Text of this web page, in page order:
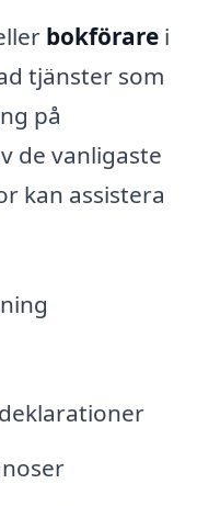
bokförare i
tjänster som
på
de vanligaste
kan assistera